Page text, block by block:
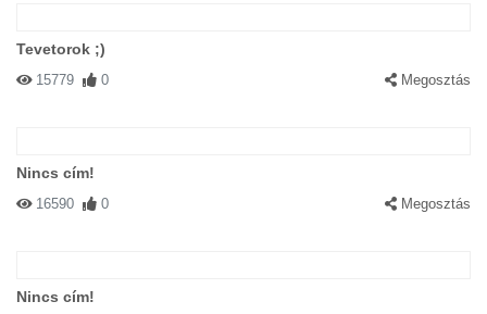
Tevetorok ;)
15779 0 Megosztás
Nincs cím!
16590 0 Megosztás
Nincs cím!